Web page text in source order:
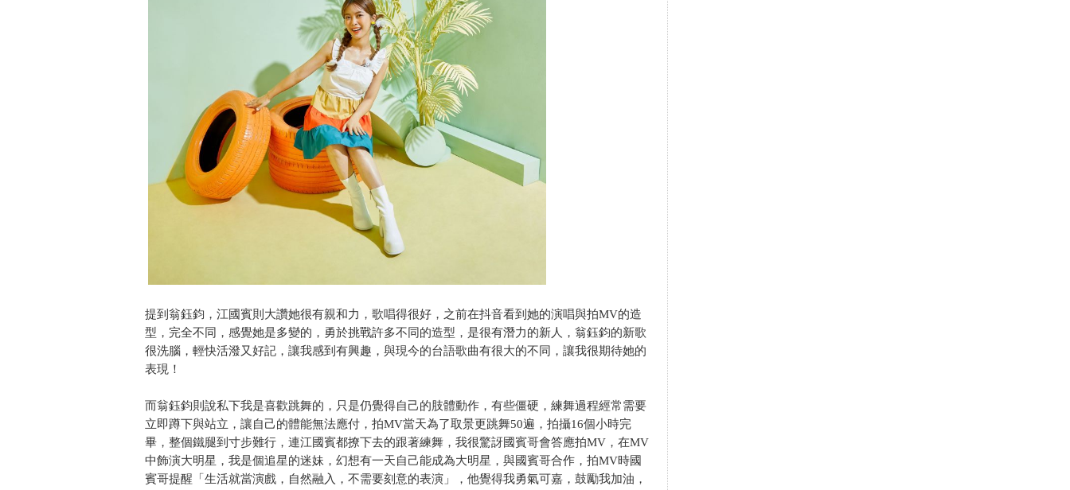
提到翁鈺鈞，江國賓則大讚她很有親和力，歌唱得很好，之前在抖音看到她的演唱與拍MV的造
型，完全不同，感覺她是多變的，勇於挑戰許多不同的造型，是很有潛力的新人，翁鈺鈞的新歌
很洗腦，輕快活潑又好記，讓我感到有興趣，與現今的台語歌曲有很大的不同，讓我很期待她的
表現！
而翁鈺鈞則說私下我是喜歡跳舞的，只是仍覺得自己的肢體動作，有些僵硬，練舞過程經常需要
立即蹲下與站立，讓自己的體能無法應付，拍MV當天為了取景更跳舞50遍，拍攝16個小時完
畢，整個鐵腿到寸步難行，連江國賓都撩下去的跟著練舞，我很驚訝國賓哥會答應拍MV，在MV
中飾演大明星，我是個追星的迷妹，幻想有一天自己能成為大明星，與國賓哥合作，拍MV時國
賓哥提醒「生活就當演戲，自然融入，不需要刻意的表演」，他覺得我勇氣可嘉，鼓勵我加油，